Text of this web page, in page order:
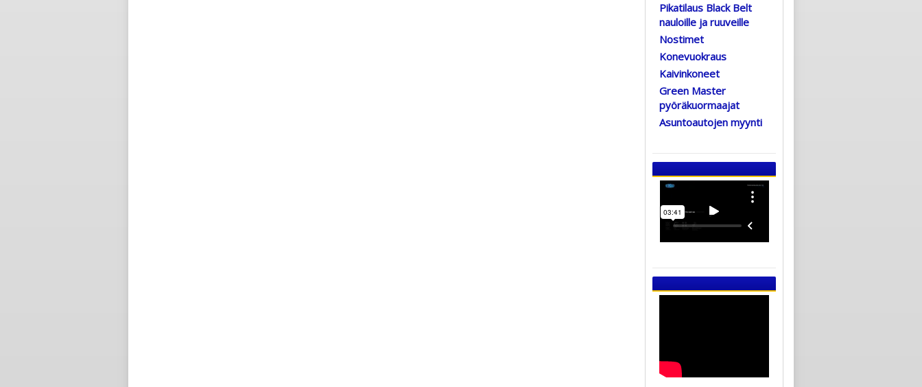
Pikatilaus Black Belt
nauloille ja ruuveille
Nostimet
Konevuokraus
Kaivinkoneet
Green Master
pyöräkuormaajat
Asuntoautojen myynti